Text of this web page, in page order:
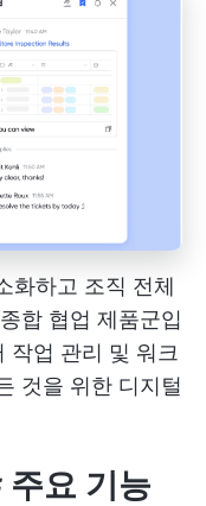
화하고 조직 전체
합 협업 제품군입
작업 관리 및 워크
것을 위한 디지털
주요 기능